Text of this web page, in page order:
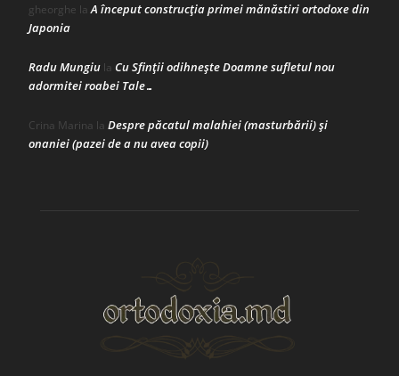
gheorghe laA început construcţia primei mănăstiri ortodoxe din
Japonia
Radu Mungiu la Cu Sfinții odihnește Doamne sufletul nou
adormitei roabei Tale…
Crina Marina la Despre păcatul malahiei (masturbării) şi
onaniei (pazei de a nu avea copii)